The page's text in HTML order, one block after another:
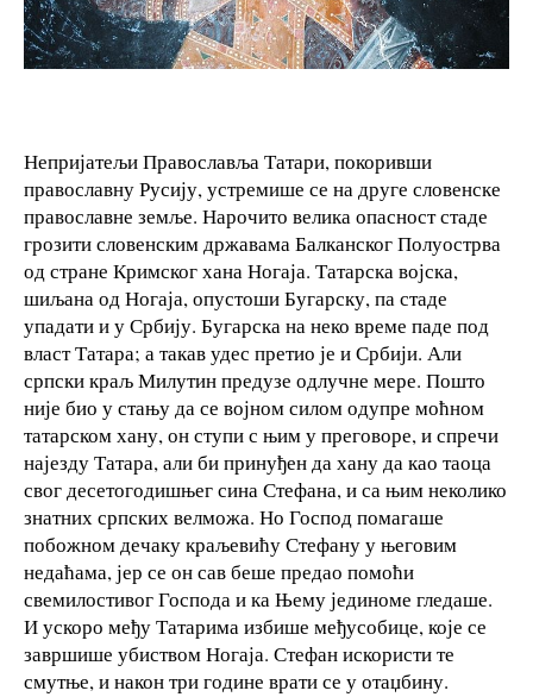
Непријатељи Православља Татари, покоривши
православну Русију, устремише се на друге словенске
православне земље. Нарочито велика опасност стаде
грозити словенским државама Балканског Полуострва
од стране Кримског хана Ногаја. Татарска војска,
шиљана од Ногаја, опустоши Бугарску, па стаде
упадати и у Србију. Бугарска на неко време паде под
власт Татара; а такав удес претио је и Србији. Али
српски краљ Милутин предузе одлучне мере. Пошто
није био у стању да се војном силом одупре моћном
татарском хану, он ступи с њим у преговоре, и спречи
најезду Татара, али би принуђен да хану да као таоца
свог десетогодишњег сина Стефана, и са њим неколико
знатних српских велможа. Но Господ помагаше
побожном дечаку краљевићу Стефану у његовим
недаћама, јер се он сав беше предао помоћи
свемилостивог Господа и ка Њему јединоме гледаше.
И ускоро међу Татарима избише међусобице, које се
завршише убиством Ногаја. Стефан искористи те
смутње, и након три године врати се у отаџбину.